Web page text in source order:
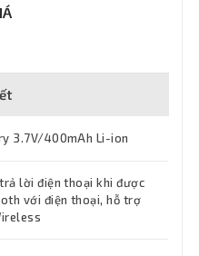
3.7V/400mAh Li-ion
lời điện thoại khi được
với điện thoại, hỗ trợ